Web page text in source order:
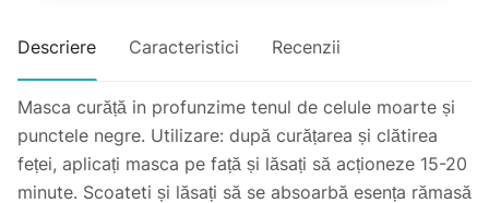
Descriere Caracteristici Recenzii
Masca curăță in profunzime tenul de celule moarte și
punctele negre. Utilizare: după curățarea și clătirea
feței, aplicați masca pe față și lăsați să acționeze 15-20
minute. Scoateti și lăsați să se absoarbă esența rămasă